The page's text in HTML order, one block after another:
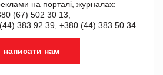
на порталі, журналах:
(67) 502 30 13,
383 92 39, +380 (44) 383 50 34.
написати нам